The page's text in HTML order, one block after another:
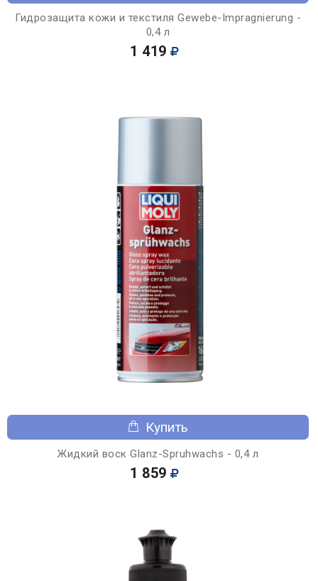
Гидрозащита кожи и текстиля Gewebe-Impragnierung -
0,4 л
1 419
Купить
Жидкий воск Glanz-Spruhwachs - 0,4 л
1 859